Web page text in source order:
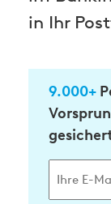
in Ihr
9.000+